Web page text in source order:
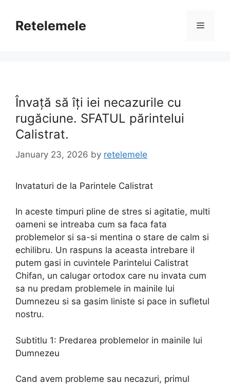
contentRetelemele Menu
Învață să îți iei necazurile cu
rugăciune. SFATUL părintelui
Calistrat.
January 23, 2026 by retelemele
Invataturi de la Parintele Calistrat
In aceste timpuri pline de stres si agitatie, multi
oameni se intreaba cum sa faca fata
problemelor si sa-si mentina o stare de calm si
echilibru. Un raspuns la aceasta intrebare il
putem gasi in cuvintele Parintelui Calistrat
Chifan, un calugar ortodox care nu invata cum
sa nu predam problemele in mainile lui
Dumnezeu si sa gasim liniste si pace in sufletul
nostru.
Subtitlu 1: Predarea problemelor in mainile lui
Dumnezeu
Cand avem probleme sau necazuri, primul